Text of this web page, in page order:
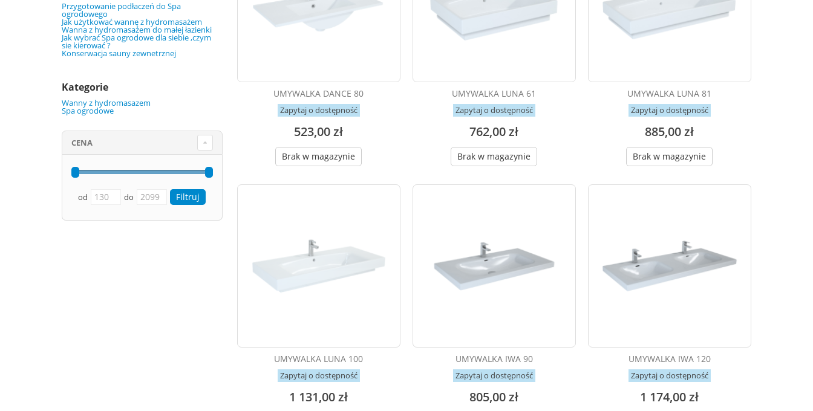
UMYWALKA DANCE 80
Zapytaj o dostępność
523,00 zł
Brak w magazynie
UMYWALKA LUNA 61
Zapytaj o dostępność
762,00 zł
Brak w magazynie
UMYWALKA LUNA 81
Zapytaj o dostępność
885,00 zł
Brak w magazynie
UMYWALKA LUNA 100
Zapytaj o dostępność
1 131,00 zł
UMYWALKA IWA 90
Zapytaj o dostępność
805,00 zł
UMYWALKA IWA 120
Zapytaj o dostępność
1 174,00 zł
Przygotowanie podłaczeń do Spa
ogrodowego
Jak użytkować wannę z hydromasażem
Wanna z hydromasażem do małej łazienki
Jak wybrać Spa ogrodowe dla siebie ,czym
sie kierować ?
Konserwacja sauny zewnetrznej
Kategorie
Wanny z hydromasazem
Spa ogrodowe
CENA
od do